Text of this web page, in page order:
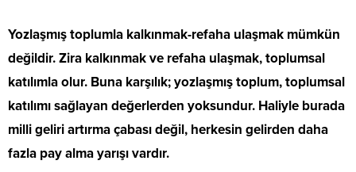
Yozlaşmış toplumla kalkınmak-refaha ulaşmak mümkün
değildir. Zira kalkınmak ve refaha ulaşmak, toplumsal
katılımla olur. Buna karşılık; yozlaşmış toplum, toplumsal
katılımı sağlayan değerlerden yoksundur. Haliyle burada
milli geliri artırma çabası değil, herkesin gelirden daha
fazla pay alma yarışı vardır.